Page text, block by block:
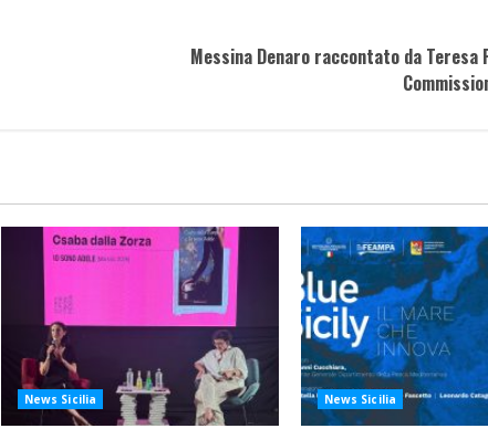
Messina Denaro raccontato da Teresa
News Sicilia News Sicilia